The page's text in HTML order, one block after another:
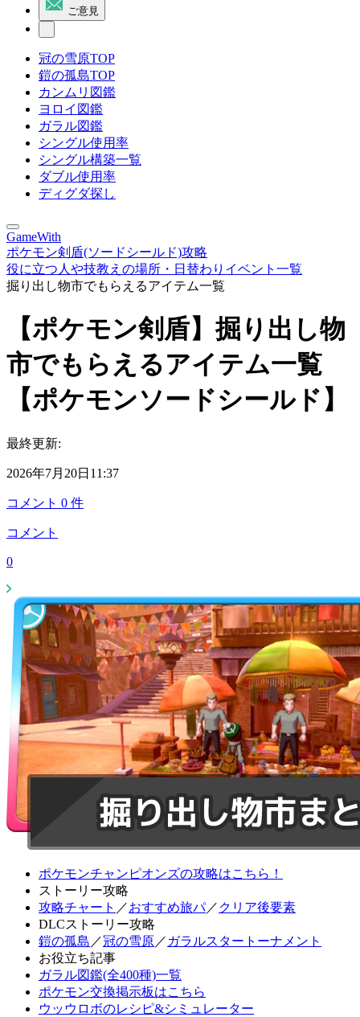
ご意見
冠の雪原TOP
鎧の孤島TOP
カンムリ図鑑
ヨロイ図鑑
ガラル図鑑
シングル使用率
シングル構築一覧
ダブル使用率
ディグダ探し
GameWith
ポケモン剣盾(ソードシールド)攻略
役に立つ人や技教えの場所・日替わりイベント一覧
掘り出し物市でもらえるアイテム一覧
【ポケモン剣盾】掘り出し物
市でもらえるアイテム一覧
【ポケモンソードシールド】
最終更新:
2026年7月20日11:37
コメント 0 件
コメント
0
ポケモンチャンピオンズの攻略はこちら！
ストーリー攻略
攻略チャート ／おすすめ旅パ／ クリア後要素
DLCストーリー攻略
鎧の孤島 ／冠の雪原／ ガラルスタートーナメント
お役立ち記事
ガラル図鑑(全400種)一覧
ポケモン交換掲示板はこちら
ウッウロボのレシピ&シミュレーター